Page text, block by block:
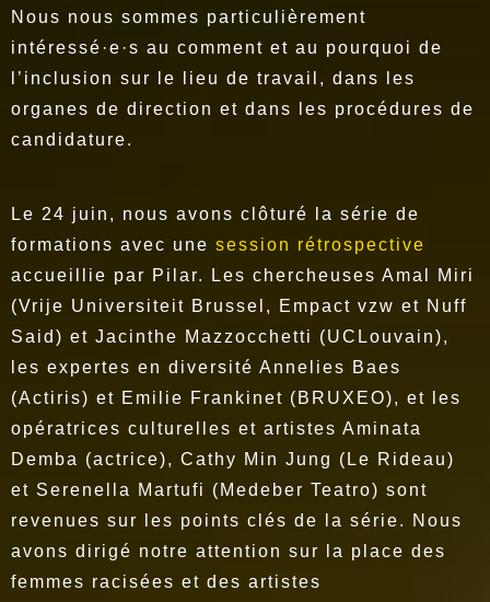
Nous nous sommes particulièrement
intéressé·e·s au comment et au pourquoi de
l’inclusion sur le lieu de travail, dans les
organes de direction et dans les procédures de
candidature.
Le 24 juin, nous avons clôturé la série de
formations avec une session rétrospective
accueillie par Pilar. Les chercheuses Amal Miri
(Vrije Universiteit Brussel, Empact vzw et Nuff
Said) et Jacinthe Mazzocchetti (UCLouvain),
les expertes en diversité Annelies Baes
(Actiris) et Emilie Frankinet (BRUXEO), et les
opératrices culturelles et artistes Aminata
Demba (actrice), Cathy Min Jung (Le Rideau)
et Serenella Martufi (Medeber Teatro) sont
revenues sur les points clés de la série. Nous
avons dirigé notre attention sur la place des
femmes racisées et des artistes